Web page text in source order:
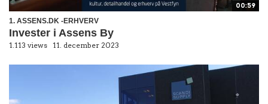
00:59
1. ASSENS.DK -ERHVERV
Invester i Assens By
1.113 views 11. december 2023